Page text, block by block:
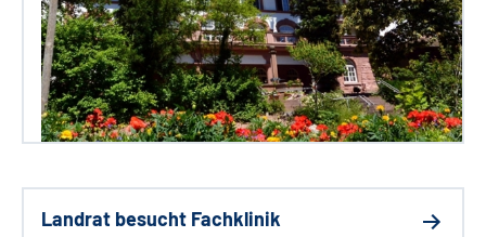
Landrat besucht Fachklinik